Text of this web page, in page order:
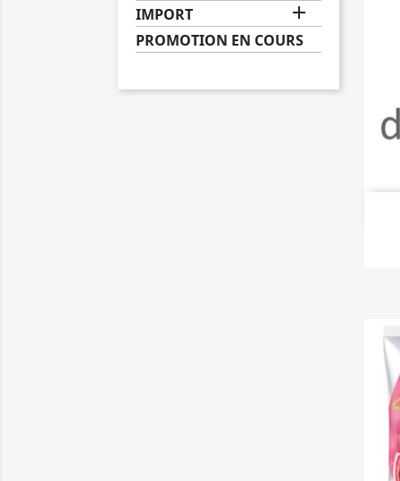
IMPORT 
PROMOTION EN COURS